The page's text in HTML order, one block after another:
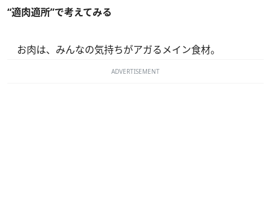
“適肉適所”で考えてみる
お肉は、みんなの気持ちがアガるメイン食材。
ADVERTISEMENT